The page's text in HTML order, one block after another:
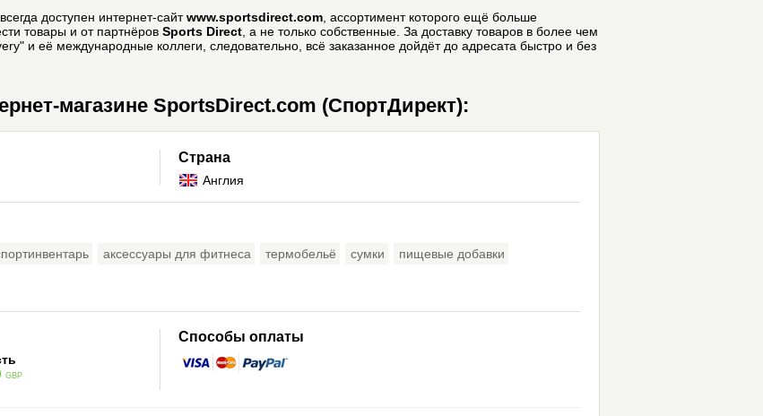
доступен интернет-сайтwww.sportsdirect.com , ассортимент которого ещё больше
товары и от партнёров Sports Direct , а не только собственные. За доставку товаров в более чем
и её международные коллеги, следовательно, всё заказанное дойдёт до адресата быстро и без
магазине SportsDirect.com (СпортДирект):
Страна
Англия
аксессуары для фитнеса термобельё сумки
пищевые добавки
GBP
Способы оплаты